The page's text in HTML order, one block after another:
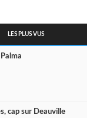
LES PLUS VUS
cap sur Deauville